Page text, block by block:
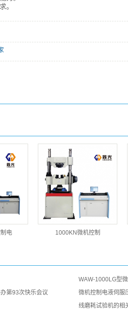
。
电 1000KN微机控制
WAW-1000LG型
第93次快乐会议
微机控制电液伺服
线磨耗试验机的相